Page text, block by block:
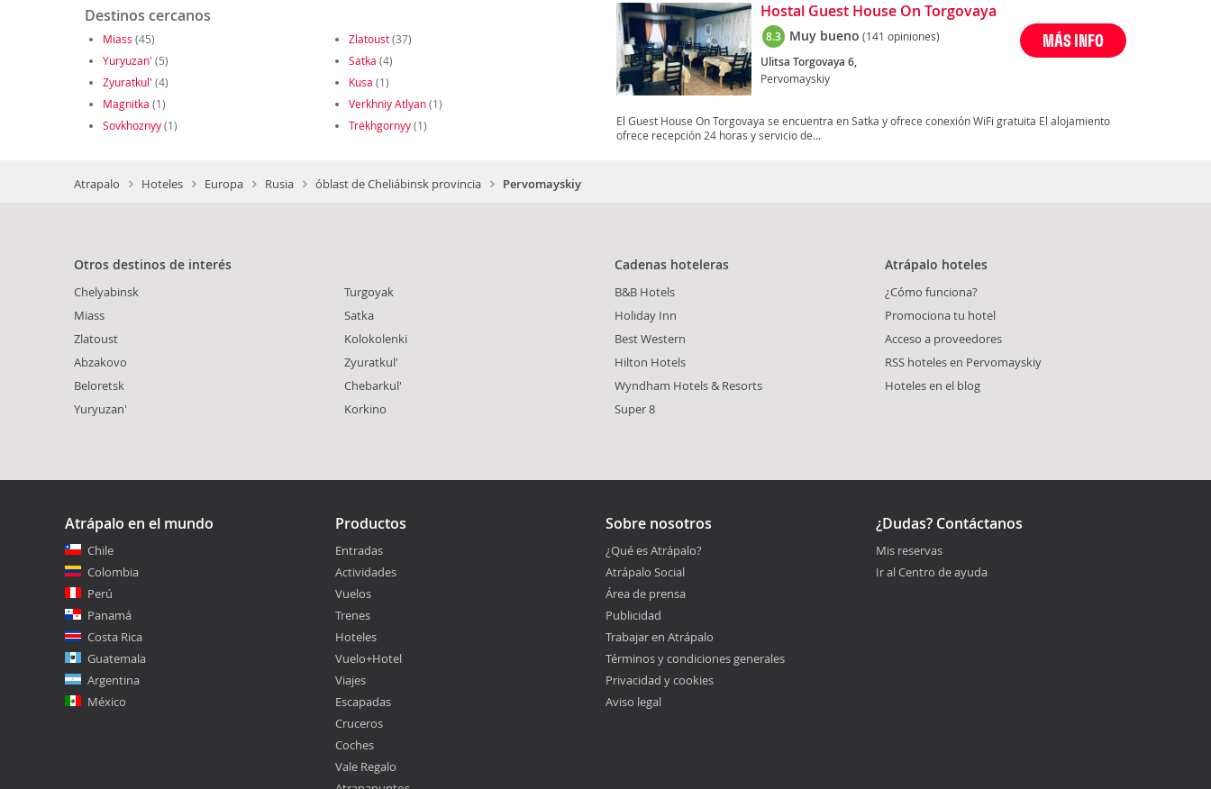
Destinos cercanos
Miass (45) Zlatoust(37)
Yuryuzan' (5) Satka (4)
Zyuratkul' (4) Kusa (1)
Magnitka (1) Verkhniy Atlyan(1)
Sovkhoznyy(1) Trëkhgornyy(1)
Hostal Guest House On Torgovaya
8.3 Muy bueno (141 opiniones)
Ulitsa Torgovaya 6,
Pervomayskiy
MÁS INFO
El Guest House On Torgovaya se encuentra en Satka y ofrece conexión WiFi gratuita El alojamiento
ofrece recepción 24 horas y servicio de...
Atrapalo Hoteles Europa Rusia óblast de Cheliábinsk provincia Pervomayskiy
Otros destinos de interés
Chelyabinsk
Miass
Zlatoust
Abzakovo
Beloretsk
Yuryuzan'
Turgoyak
Satka
Kolokolenki
Zyuratkul'
Chebarkul'
Korkino
Cadenas hoteleras
B&B Hotels
Holiday Inn
Best Western
Hilton Hotels
Wyndham Hotels & Resorts
Super 8
Atrápalo hoteles
¿Cómo funciona?
Promociona tu hotel
Acceso a proveedores
RSS hoteles en Pervomayskiy
Hoteles en el blog
Atrápalo en el mundo
Chile
Colombia
Perú
Panamá
Costa Rica
Guatemala
Argentina
México
Productos
Entradas
Actividades
Vuelos
Trenes
Hoteles
Vuelo+Hotel
Viajes
Escapadas
Cruceros
Coches
Vale Regalo
Sobre nosotros
¿Qué es Atrápalo?
Atrápalo Social
Área de prensa
Publicidad
Trabajar en Atrápalo
Términos y condiciones generales
Privacidad y cookies
Aviso legal
¿Dudas? Contáctanos
Mis reservas
Ir al Centro de ayuda